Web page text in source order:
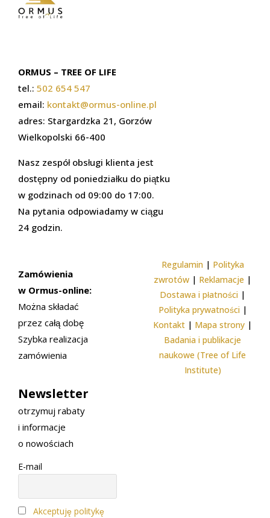
ORMUS – TREE OF LIFE
tel.: 502 654 547
email: kontakt@ormus-online.pl
adres: Stargardzka 21, Gorzów
Wielkopolski 66-400
Nasz zespół obsługi klienta jest
dostępny od poniedziałku do piątku
w godzinach od 09:00 do 17:00.
Na pytania odpowiadamy w ciągu
24 godzin.
Zamówienia
w Ormus-online:
Można składać
przez całą dobę
Szybka realizacja
zamówienia
Newsletter
otrzymuj rabaty
i informacje
o nowościach
E-mail
Akceptuję politykę
Regulamin| Polityka
zwrotów | Reklamacje |
Dostawa i płatności |
Polityka prywatności|
Kontakt | Mapa strony |
Badania i publikacje
naukowe (Tree of Life
Institute)